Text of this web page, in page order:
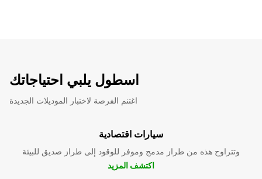
اسطول يلبي احتياجاتك
اغتنم الفرصة لاختبار الموديلات الجديدة
سيارات اقتصادية
وتتراوح هذه من طراز مدمج وموفر للوقود إلى طراز صديق للبيئة
اكتشف المزيد